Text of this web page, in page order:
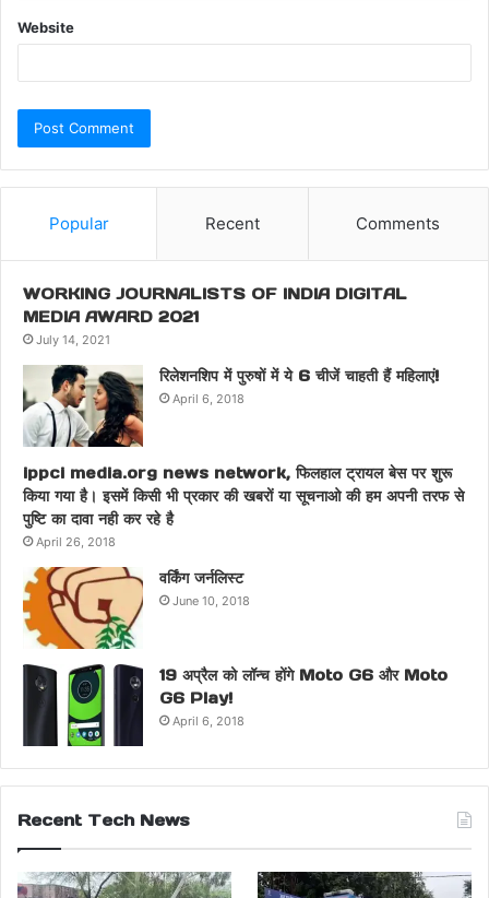
Website
Popular Recent Comments
WORKING JOURNALISTS OF INDIA DIGITAL
MEDIA AWARD 2021
July 14, 2021
रिलेशनशिप में पुरुषों में ये 6 चीजें चाहती हैं महिलाएं!
April 6, 2018
ippci media.org news network, फिलहाल ट्रायल बेस पर शुरू
किया गया है। इसमें किसी भी प्रकार की खबरों या सूचनाओ की हम अपनी तरफ से
पुष्टि का दावा नही कर रहे है
April 26, 2018
वर्किंग जर्नलिस्ट
June 10, 2018
19 अप्रैल को लॉन्च होंगे Moto G6 और Moto
G6 Play!
April 6, 2018
Recent Tech News